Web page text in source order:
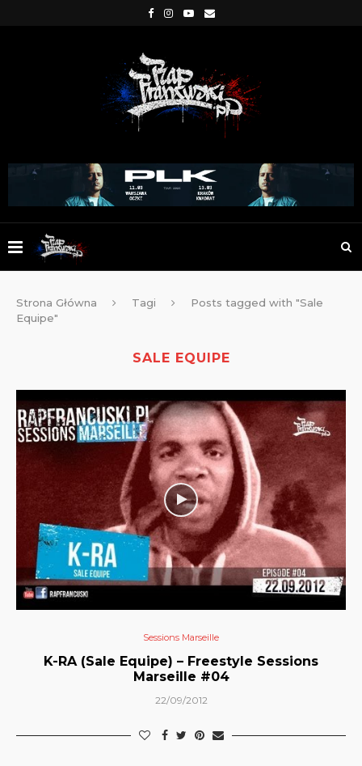
Strona Główna Tagi
Posts tagged with "Sale
Equipe"
SALE EQUIPE
Sessions Marseille
K-RA (Sale Equipe) – Freestyle Sessions
Marseille #04
22/09/2012